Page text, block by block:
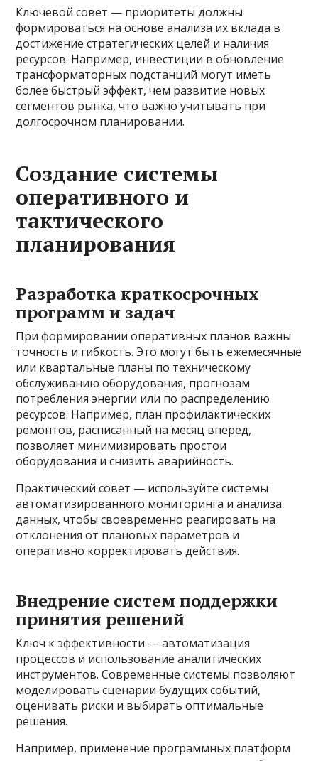
Ключевой совет — приоритеты должны
формироваться на основе анализа их вклада в
достижение стратегических целей и наличия
ресурсов. Например, инвестиции в обновление
трансформаторных подстанций могут иметь
более быстрый эффект, чем развитие новых
сегментов рынка, что важно учитывать при
долгосрочном планировании.
Создание системы
оперативного и
тактического
планирования
Разработка краткосрочных
программ и задач
При формировании оперативных планов важны
точность и гибкость. Это могут быть ежемесячные
или квартальные планы по техническому
обслуживанию оборудования, прогнозам
потребления энергии или по распределению
ресурсов. Например, план профилактических
ремонтов, расписанный на месяц вперед,
позволяет минимизировать простои
оборудования и снизить аварийность.
Практический совет — используйте системы
автоматизированного мониторинга и анализа
данных, чтобы своевременно реагировать на
отклонения от плановых параметров и
оперативно корректировать действия.
Внедрение систем поддержки
принятия решений
Ключ к эффективности — автоматизация
процессов и использование аналитических
инструментов. Современные системы позволяют
моделировать сценарии будущих событий,
оценивать риски и выбирать оптимальные
решения.
Например, применение программных платформ